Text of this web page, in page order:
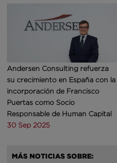
Andersen Consulting refuerza
su crecimiento en España con la
incorporación de Francisco
Puertas como Socio
Responsable de Human Capital
30 Sep 2025
MÁS NOTICIAS SOBRE: